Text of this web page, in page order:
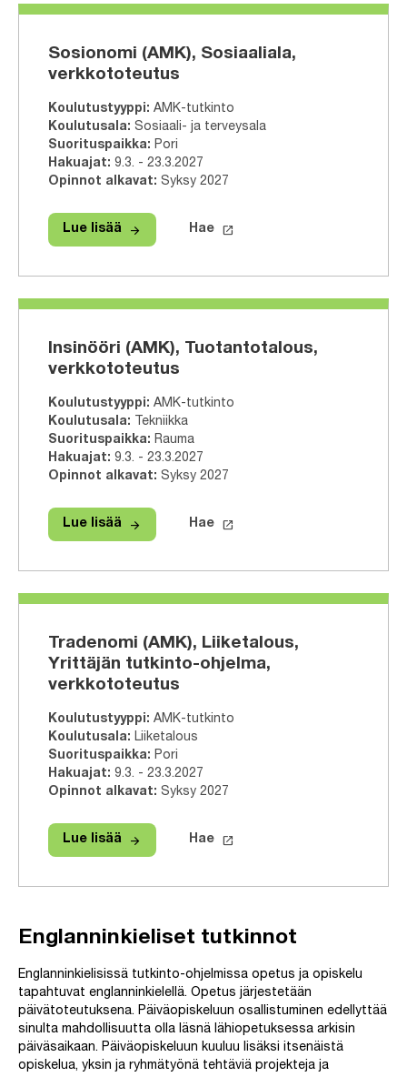
Sosionomi (AMK), Sosiaaliala,
verkkototeutus
Koulutustyyppi: AMK-tutkinto
Koulutusala: Sosiaali- ja terveysala
Suorituspaikka: Pori
Hakuajat: 9.3. - 23.3.2027
Opinnot alkavat: Syksy 2027
Lue lisää Sosionomi (AMK), Sosiaaliala,
Lue lisää arrow_forward
Hae tähän tutkinto-
Hae launch
Insinööri (AMK), Tuotantotalous,
verkkototeutus
Koulutustyyppi: AMK-tutkinto
Koulutusala:
Tekniikka
Suorituspaikka: Rauma
Hakuajat: 9.3. - 23.3.2027
Opinnot alkavat: Syksy 2027
Lue lisää Insinööri (AMK), Tuotantotalous,
Lue lisää arrow_forward
Hae tähän tutkinto-
Hae launch
Tradenomi (AMK), Liiketalous,
Yrittäjän tutkinto-ohjelma,
verkkototeutus
Koulutustyyppi: AMK-tutkinto
Koulutusala: Liiketalous
Suorituspaikka: Pori
Hakuajat: 9.3. - 23.3.2027
Opinnot alkavat: Syksy 2027
Lue lisää Tradenomi (AMK), Liiketalous,
Lue lisää arrow_forward
Hae tähän tutkinto-
Hae launch
Englanninkieliset tutkinnot
Englanninkielisissä tutkinto-ohjelmissa opetus ja opiskelu
tapahtuvat englanninkielellä. Opetus järjestetään
päivätoteutuksena. Päiväopiskeluun osallistuminen edellyttää
sinulta mahdollisuutta olla läsnä lähiopetuksessa arkisin
päiväsaikaan. Päiväopiskeluun kuuluu lisäksi itsenäistä
opiskelua, yksin ja ryhmätyönä tehtäviä projekteja ja